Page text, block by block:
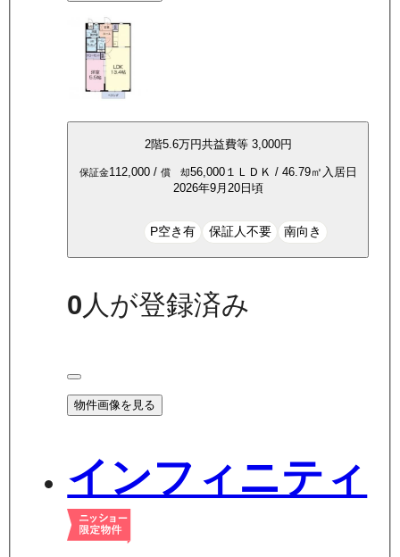
2階5.6万円共益費等 3,000円
保証金112,000/ 償 却56,000１ＬＤＫ / 46.79㎡ 入居日
2026年9月20日頃
P空き有 保証人不要 南向き
0 人が登録済み
物件画像を見る
インフィニティ